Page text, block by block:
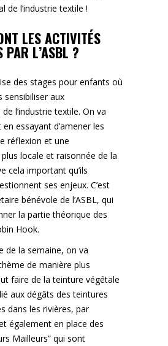
de l’industrie textile !
LES ACTIVITÉS
PAR L’ASBL ?
des stages pour enfants où
sensibiliser aux
l’industrie textile. On va
essayant d’amener les
réflexion et une
locale et raisonnée de la
cela important qu’ils
ses enjeux. C’est
bénévole de l’ASBL, qui
la partie théorique des
Hook.
de la semaine, on va
de manière plus
faire de la teinture végétale
aux dégâts des teintures
dans les rivières, par
également en place des
Mailleurs” qui sont